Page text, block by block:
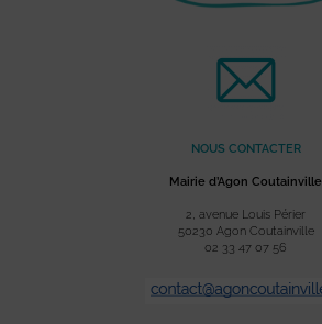
NOUS CONTACTER
Mairie d’Agon Coutainville
2, avenue Louis Périer
50230 Agon Coutainville
02 33 47 07 56